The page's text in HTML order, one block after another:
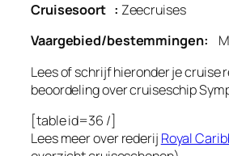
Cruisesoort : Zeecruises
Vaargebied/bestemmingen:
Lees of schrijf hieronder je cruise
beoordeling over cruiseschip
[table id=36 /]
Lees meer over rederij Royal